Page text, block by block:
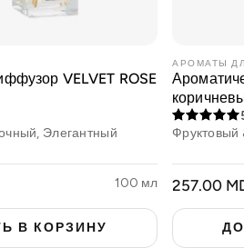
VELVET ROSE
Элегантный
100 мл
В КОРЗИНУ
АРОМАТЫ
Фруктовый
ОБЫЧНАЯ
257.00